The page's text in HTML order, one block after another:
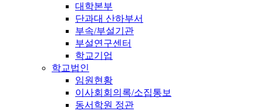
대학본부
단과대 산하부서
부속/부설기관
부설연구센터
학교기업
학교법인
임원현황
이사회회의록/소집통보
동서학원 정관